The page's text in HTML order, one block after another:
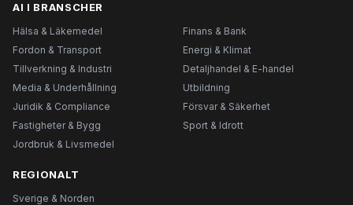
AI I BRANSCHER
Hälsa & Läkemedel
Finans & Bank
Fordon & Transport
Energi & Klimat
Tillverkning & Industri
Detaljhandel & E-handel
Media & Underhållning
Utbildning
Juridik & Compliance
Försvar & Säkerhet
Fastigheter & Bygg
Sport & Idrott
Jordbruk & Livsmedel
REGIONALT
Sverige & Norden